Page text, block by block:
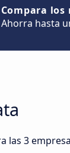
Compara los
Ahorra hasta
las 3